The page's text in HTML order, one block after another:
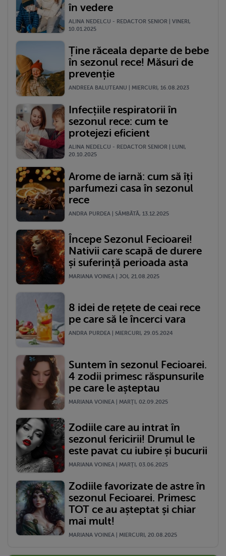
în vedere
ALINA NEDELCU - REDACTOR SENIOR | VINERI,
10.01.2025
Ține răceala departe de bebe
în sezonul rece! Măsuri de
prevenție
ANDREEA BALUTEANU | MIERCURI, 16.08.2023
Infecțiile respiratorii în
sezonul rece: cum te
protejezi eficient
ALINA NEDELCU - REDACTOR SENIOR | LUNI,
20.10.2025
Arome de iarnă: cum să îți
parfumezi casa în sezonul
rece
ANDRA PURDEA | SÂMBĂTĂ, 13.12.2025
Începe Sezonul Fecioarei!
Nativii care scapă de durere
și suferință perioada asta
MARIANA VOINEA | JOI, 21.08.2025
8 idei de rețete de ceai rece
pe care să le încerci vara
ANDRA PURDEA | MIERCURI, 29.05.2024
Suntem în sezonul Fecioarei.
4 zodii primesc răspunsurile
pe care le așteptau
MARIANA VOINEA | MARŢI, 02.09.2025
Zodiile care au intrat în
sezonul fericirii! Drumul le
este pavat cu iubire și bucurii
MARIANA VOINEA | MARŢI, 03.06.2025
Zodiile favorizate de astre în
sezonul Fecioarei. Primesc
TOT ce au așteptat și chiar
mai mult!
MARIANA VOINEA | MIERCURI, 20.08.2025